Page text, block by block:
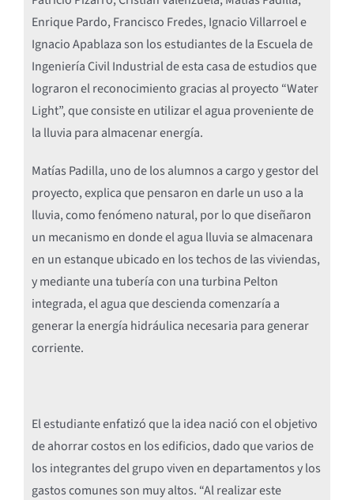
Enrique Pardo, Francisco Fredes, Ignacio Villarroel e
Ignacio Apablaza son los estudiantes de la Escuela de
Ingeniería Civil Industrial de esta casa de estudios que
lograron el reconocimiento gracias al proyecto “Water
Light”, que consiste en utilizar el agua proveniente de
la lluvia para almacenar energía.
Matías Padilla, uno de los alumnos a cargo y gestor del
proyecto, explica que pensaron en darle un uso a la
lluvia, como fenómeno natural, por lo que diseñaron
un mecanismo en donde el agua lluvia se almacenara
en un estanque ubicado en los techos de las viviendas,
y mediante una tubería con una turbina Pelton
integrada, el agua que descienda comenzaría a
generar la energía hidráulica necesaria para generar
corriente.
El estudiante enfatizó que la idea nació con el objetivo
de ahorrar costos en los edificios, dado que varios de
los integrantes del grupo viven en departamentos y los
gastos comunes son muy altos. “Al realizar este